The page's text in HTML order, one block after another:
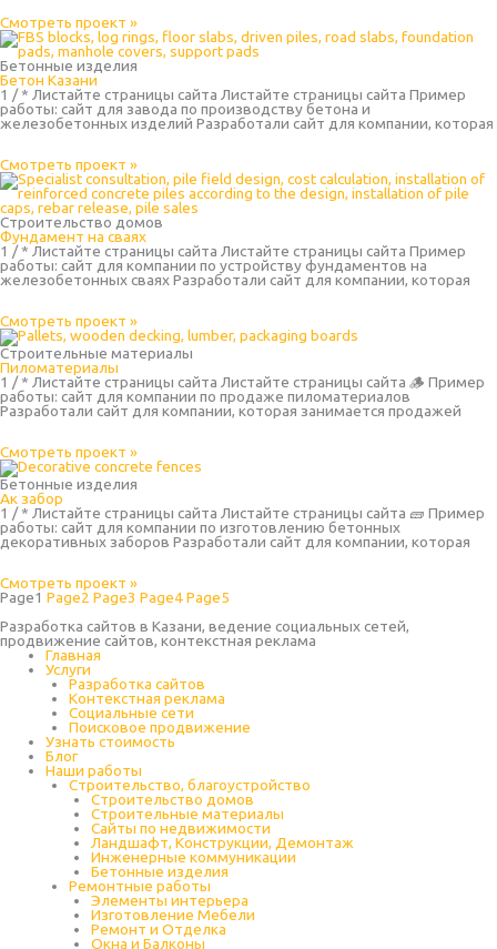
Смотреть проект »
Бетонные изделия
Бетон Казани
1 / * Листайте страницы сайта Листайте страницы сайта Пример
работы: сайт для завода по производству бетона и
железобетонных изделий Разработали сайт для компании, которая
Смотреть проект »
Строительство домов
Фундамент на сваях
1 / * Листайте страницы сайта Листайте страницы сайта Пример
работы: сайт для компании по устройству фундаментов на
железобетонных сваях Разработали сайт для компании, которая
Смотреть проект »
Строительные материалы
Пиломатериалы
1 / * Листайте страницы сайта Листайте страницы сайта 🪵 Пример
работы: сайт для компании по продаже пиломатериалов
Разработали сайт для компании, которая занимается продажей
Смотреть проект »
Бетонные изделия
Ак забор
1 / * Листайте страницы сайта Листайте страницы сайта 🧱 Пример
работы: сайт для компании по изготовлению бетонных
декоративных заборов Разработали сайт для компании, которая
Смотреть проект »
Page1 Page2 Page3 Page4Page5
Разработка сайтов в Казани, ведение социальных сетей,
продвижение сайтов, контекстная реклама
Главная
Услуги
Разработка сайтов
Контекстная реклама
Социальные сети
Поисковое продвижение
Узнать стоимость
Блог
Наши работы
Строительство, благоустройство
Строительство домов
Строительные материалы
Сайты по недвижимости
Ландшафт, Конструкции, Демонтаж
Инженерные коммуникации
Бетонные изделия
Ремонтные работы
Элементы интерьера
Изготовление Мебели
Ремонт и Отделка
Окна и Балконы